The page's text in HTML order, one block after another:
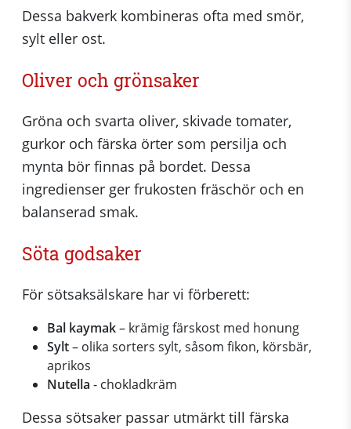
Dessa bakverk kombineras ofta med smör,
sylt eller ost.
Oliver och grönsaker
Gröna och svarta oliver, skivade tomater,
gurkor och färska örter som persilja och
mynta bör finnas på bordet. Dessa
ingredienser ger frukosten fräschör och en
balanserad smak.
Söta godsaker
För sötsaksälskare har vi förberett:
Bal kaymak– krämig färskost med honung
Sylt– olika sorters sylt, såsom fikon, körsbär,
aprikos
Nutella - chokladkräm
Dessa sötsaker passar utmärkt till färska